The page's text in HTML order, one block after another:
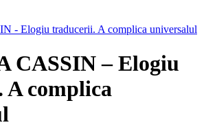
CASSIN – Elogiu
complica